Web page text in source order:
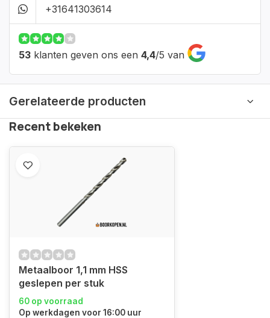
+31641303614
53 klanten geven ons een 4,4/5 van
Gerelateerde producten
Recent bekeken
Metaalboor 1,1 mm HSS
geslepen per stuk
60 op voorraad
Op werkdagen voor 16:00 uur